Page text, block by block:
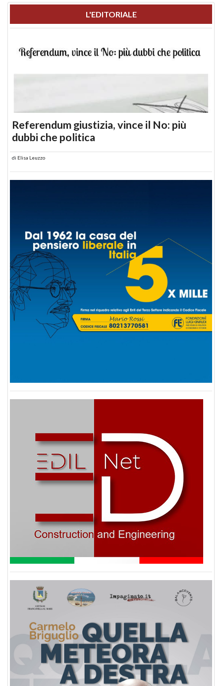
L'EDITORIALE
Referendum giustizia, vince il No: più
dubbi che politica
di Elisa Leuzzo